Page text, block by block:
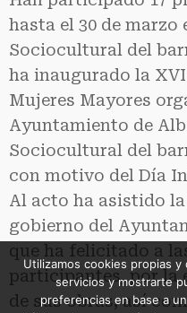
hasta el 30 de marzo
Sociocultural del
ha inaugurado la
Mujeres Mayores
Ayuntamiento de
Sociocultural del
con motivo del Día
Al acto ha asistido
gobierno del
que ha felicitado a
participantes, por la
de sus obras, así
Utilizamos cookies propias
servicios y mostrarte
preferencias en base a